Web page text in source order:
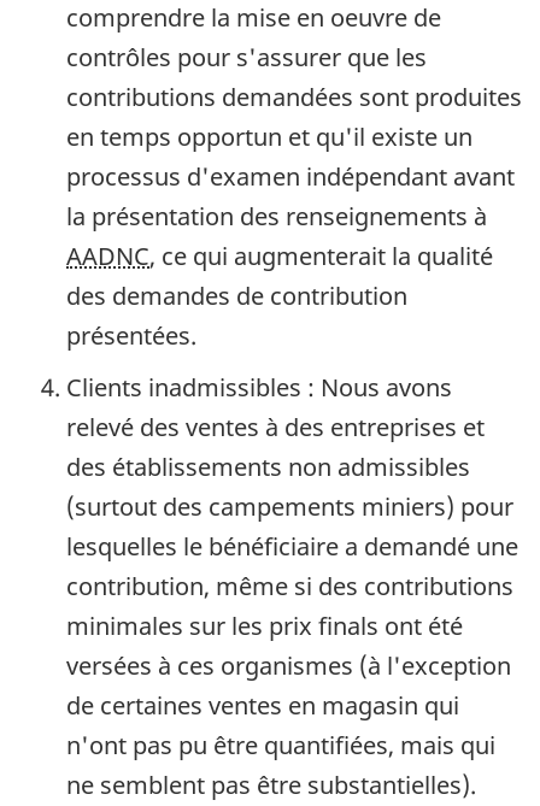
comprendre la mise en oeuvre de
contrôles pour s'assurer que les
contributions demandées sont produites
en temps opportun et qu'il existe un
processus d'examen indépendant avant
la présentation des renseignements à
AADNC, ce qui augmenterait la qualité
des demandes de contribution
présentées.
Clients inadmissibles : Nous avons
relevé des ventes à des entreprises et
des établissements non admissibles
(surtout des campements miniers) pour
lesquelles le bénéficiaire a demandé une
contribution, même si des contributions
minimales sur les prix finals ont été
versées à ces organismes (à l'exception
de certaines ventes en magasin qui
n'ont pas pu être quantifiées, mais qui
ne semblent pas être substantielles).